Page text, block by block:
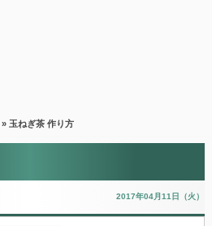
» 玉ねぎ茶 作り方
2017年04月11日（火）